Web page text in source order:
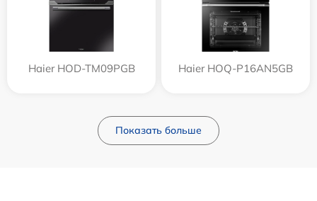
Haier HOD-TM09PGB Haier HOQ-P16AN5GB
Показать больше